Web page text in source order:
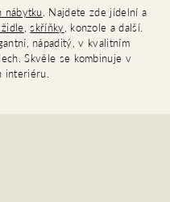
nábytku
. Najdete zde jídelní a
,skříňky , konzole a další.
nápaditý, v kvalitním
Skvěle se kombinuje v
interiéru.